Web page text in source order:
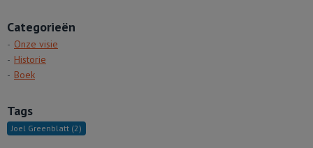
Categorieën
Onze visie
Historie
Boek
Tags
Joel Greenblatt (2)